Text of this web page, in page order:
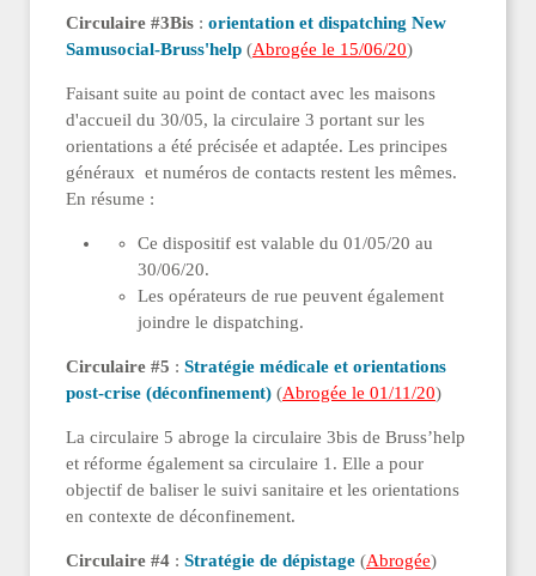
Circulaire #3Bis : orientation et dispatching New
Samusocial-Bruss'help (Abrogée le 15/06/20)
Faisant suite au point de contact avec les maisons
d'accueil du 30/05, la circulaire 3 portant sur les
orientations a été précisée et adaptée. Les principes
généraux et numéros de contacts restent les mêmes.
En résume :
Ce dispositif est valable du 01/05/20 au
30/06/20.
Les opérateurs de rue peuvent également
joindre le dispatching.
Circulaire #5 : Stratégie médicale et orientations
post-crise (déconfinement) (Abrogée le 01/11/20)
La circulaire 5 abroge la circulaire 3bis de Bruss’help
et réforme également sa circulaire 1. Elle a pour
objectif de baliser le suivi sanitaire et les orientations
en contexte de déconfinement.
Circulaire #4 : Stratégie de dépistage (Abrogée)